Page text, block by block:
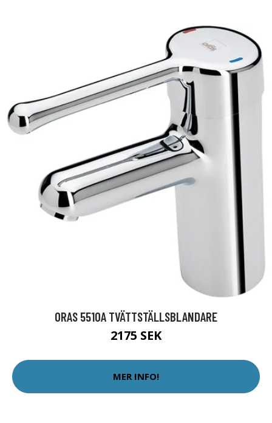
ORAS 5510A TVÄTTSTÄLLSBLANDARE
2175 SEK
MER INFO!